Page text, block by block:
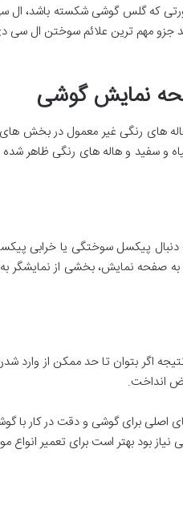
که گلس گوشی شکسته باشد، ال
مهم ترین علائم سوختن ال سی
نمایش گوشی
های رنگی غیر معمول در بخش
و سفید و هاله های رنگی ظاهر
پیکسل سوختگی یا خرابی
صفحه نمایش، بخشی از نمایشگر
اگر بتوان تا حد ممکن از وارد
انداخت.
اصلی برای گوشی و دقت در کار
بود بهتر است برای تعمیر انواع